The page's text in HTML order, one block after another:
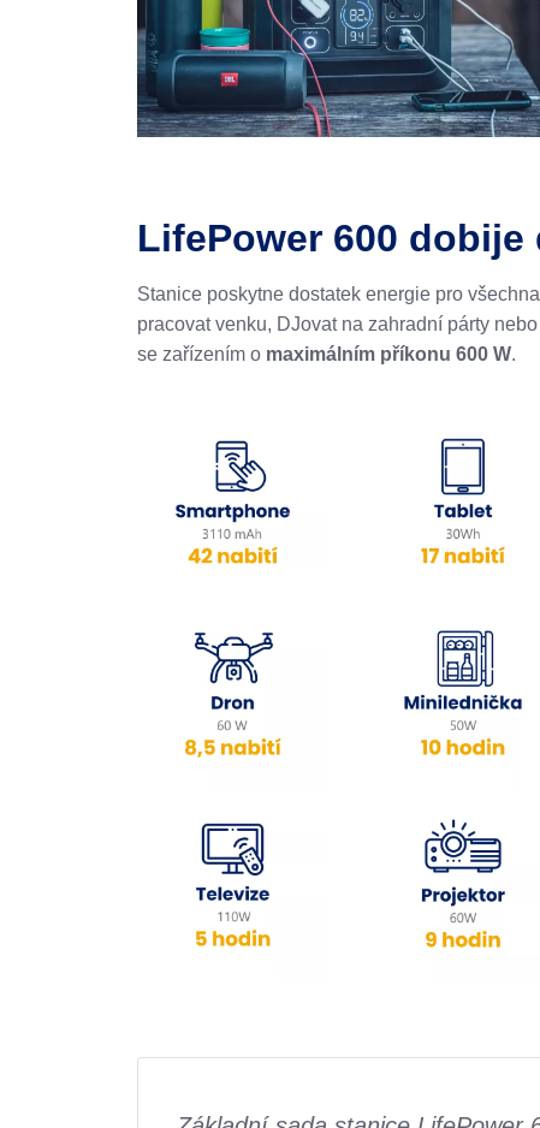
LifePower 600
Stanice poskytne dostatek energie pro
pracovat venku, DJovat na zahradní párty
se zařízením o maximálním příkonu 600 W.